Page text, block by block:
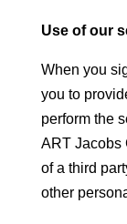
Use of our
When you
you to
perform the
ART Jacobs
of a third
other